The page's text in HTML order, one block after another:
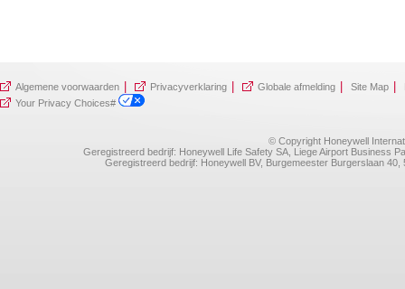
Algemene voorwaarden Privacyverklaring Globale afmelding Site Map
Your Privacy Choices#
© Copyright Honeywell
Geregistreerd bedrijf: Honeywell Life Safety SA, Liege Airport Business
Geregistreerd bedrijf: Honeywell BV, Burgemeester Burgerslaan